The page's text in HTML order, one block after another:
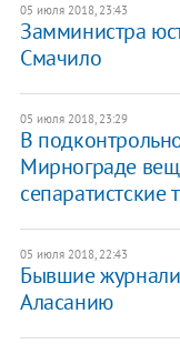
05 июля 2018, 23:43
Замминистра
Смачило
05 июля 2018, 23:29
В
Мирнограде
сепаратистские
05 июля 2018, 22:43
Бывшие
Аласанию